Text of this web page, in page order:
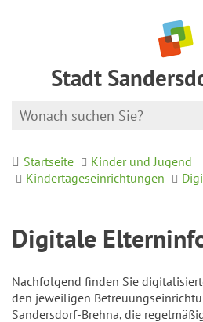
Stadt
Startseite
Kinder und Jugend
Kindertageseinrichtungen
Digitale
Nachfolgend finden Sie
den jeweiligen
Sandersdorf-Brehna, die